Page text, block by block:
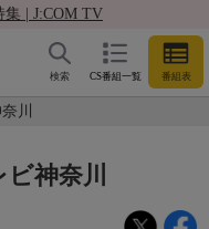
| J:COM TV
CS番組一覧 番組表
検索
川
神奈川